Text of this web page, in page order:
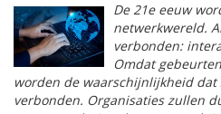
De 21e eeuw
netwerkwereld.
verbonden:
Omdat
worden de waarschijnlijkheid dat
verbonden. Organisaties zullen